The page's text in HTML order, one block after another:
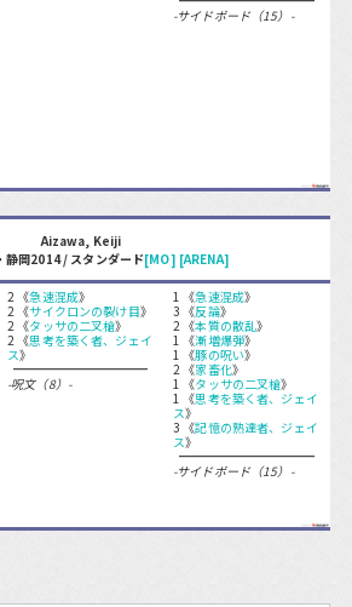
-サイドボード（15）-
Aizawa, Keiji
静岡2014 / スタンダード[MO] [ARENA]
2 《急速混成》
2 《サイクロンの裂け目》
2 《タッサの二叉槍》
2 《思考を築く者、ジェイ
ス》
-呪文（8）-
1 《急速混成》
3 《反論》
2 《本質の散乱》
1 《漸増爆弾》
1 《豚の呪い》
2 《家畜化》
1 《タッサの二叉槍》
1 《思考を築く者、ジェイ
ス》
3 《記憶の熟達者、ジェイ
ス》
-サイドボード（15）-